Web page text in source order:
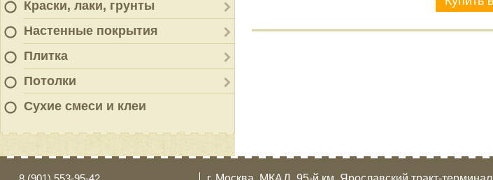
Краски, лаки, грунты
Настенные покрытия
Плитка
Потолки
Сухие смеси и клеи